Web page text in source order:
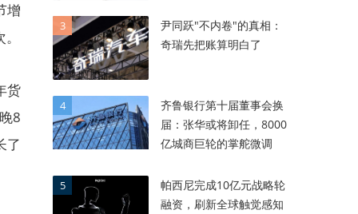
增
货
8
了
3
尹同跃"不内卷"的真相：
奇瑞先把账算明白了
4
齐鲁银行第十届董事会换
届：张华或将卸任，8000
亿城商巨轮的掌舵微调
5
帕西尼完成10亿元战略轮
融资，刷新全球触觉感知